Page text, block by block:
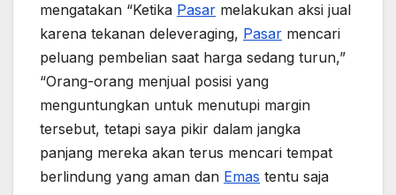
mengatakan “Ketika Pasar melakukan aksi jual
karena tekanan deleveraging, Pasar mencari
peluang pembelian saat harga sedang turun,”
“Orang-orang menjual posisi yang
menguntungkan untuk menutupi margin
tersebut, tetapi saya pikir dalam jangka
panjang mereka akan terus mencari tempat
berlindung yang aman dan Emas tentu saja